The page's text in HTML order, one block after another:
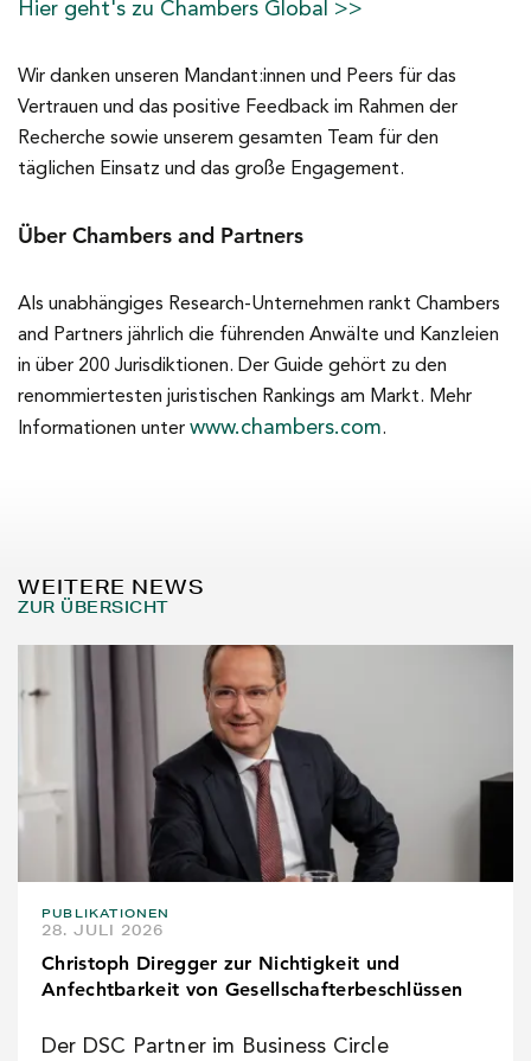
Hier geht's zu Chambers Global >>
Wir danken unseren Mandant:innen und Peers für das
Vertrauen und das positive Feedback im Rahmen der
Recherche sowie unserem gesamten Team für den
täglichen Einsatz und das große Engagement.
Über Chambers and Partners
Als unabhängiges Research-Unternehmen rankt Chambers
and Partners jährlich die führenden Anwälte und Kanzleien
in über 200 Jurisdiktionen. Der Guide gehört zu den
renommiertesten juristischen Rankings am Markt. Mehr
Informationen unter www.chambers.com.
WEITERE NEWS
ZUR ÜBERSICHT
PUBLIKATIONEN
28. JULI 2026
Christoph Diregger zur Nichtigkeit und
Anfechtbarkeit von Gesellschafterbeschlüssen
Der DSC Partner im Business Circle